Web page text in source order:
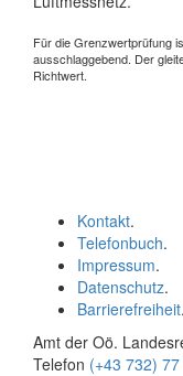
Für die Grenzwertprüfung
ausschlaggebend. Der
Richtwert.
Kontakt.
Telefonbuch.
Impressum.
Datenschutz.
Barrierefreiheit.
Amt der Oö.
Telefon (+43 732)